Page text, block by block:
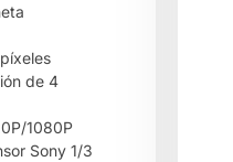
de 4
1080P
Sony 1/3